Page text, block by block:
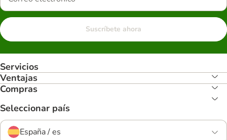
Suscríbete ahora
Servicios
Ventajas
Compras
Seleccionar país
España / es